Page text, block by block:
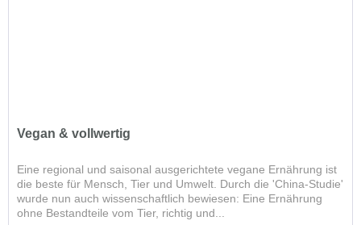
Vegan & vollwertig
Eine regional und saisonal ausgerichtete vegane Ernährung ist
die beste für Mensch, Tier und Umwelt. Durch die 'China-Studie'
wurde nun auch wissenschaftlich bewiesen: Eine Ernährung
ohne Bestandteile vom Tier, richtig und...